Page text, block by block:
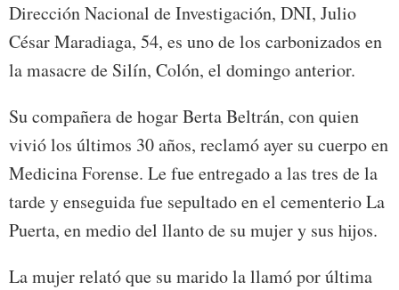
Dirección Nacional de Investigación, DNI, Julio
César Maradiaga, 54, es uno de los carbonizados en
la masacre de Silín, Colón, el domingo anterior.
Su compañera de hogar Berta Beltrán, con quien
vivió los últimos 30 años, reclamó ayer su cuerpo en
Medicina Forense. Le fue entregado a las tres de la
tarde y enseguida fue sepultado en el cementerio La
Puerta, en medio del llanto de su mujer y sus hijos.
La mujer relató que su marido la llamó por última